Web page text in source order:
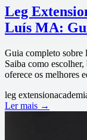
Leg
Luís MA:
Guia completo sobre
Saiba como
oferece os melhores
leg extension
Ler mais →